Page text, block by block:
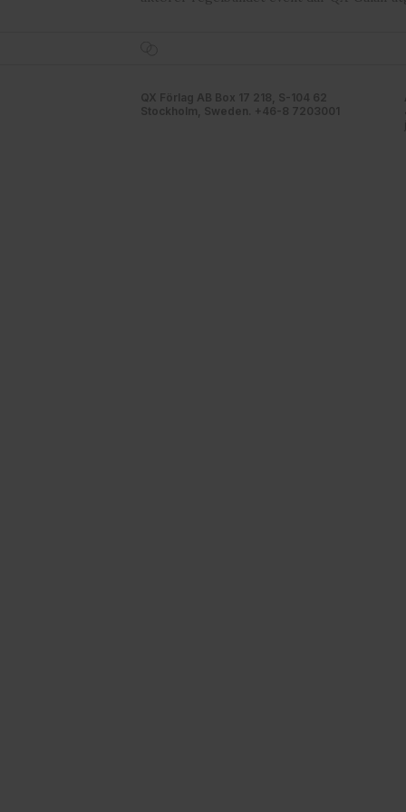
QX Förlag AB Box 17 218, S-104 62
Stockholm, Sweden. +46-8 7203001